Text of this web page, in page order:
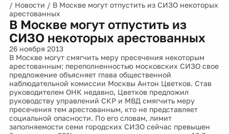
/ Новости / В Москве могут отпустить из СИЗО некоторых
арестованных
В Москве могут отпустить из
СИЗО некоторых арестованных
26 ноября 2013
В Москве могут смягчить меру пресечения некоторым
арестованным: переполненностью московских СИЗО свое
предложение объясняет глава общественной
наблюдательной комиссии Москвы Антон Цветков. Став
руководителем ОНК недавно, Цветков предложил
руководству управлений СКР и МВД смягчить меру
пресечения тем арестованным, кто не представляет
социальной опасности. По его словам, лимит
заполняемости семи городских СИЗО сейчас превышен